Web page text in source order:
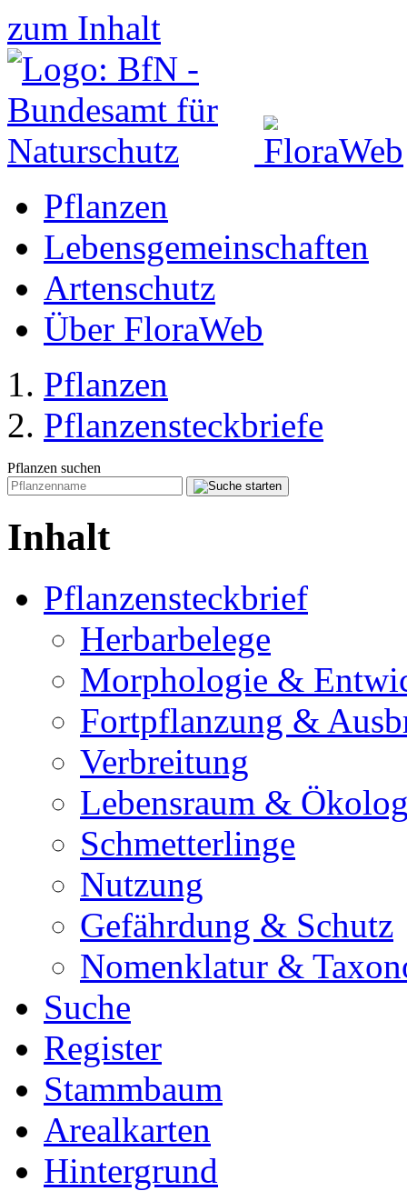
zum Inhalt
Pflanzen
Lebensgemeinschaften
Artenschutz
Über FloraWeb
Pflanzen
Pflanzensteckbriefe
Pflanzen suchen
Inhalt
Pflanzensteckbrief
Herbarbelege
Morphologie &
Fortpflanzung &
Verbreitung
Lebensraum &
Schmetterlinge
Nutzung
Gefährdung & Schutz
Nomenklatur &
Suche
Register
Stammbaum
Arealkarten
Hintergrund